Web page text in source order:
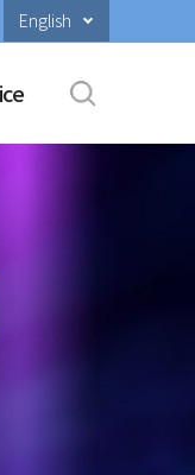
English